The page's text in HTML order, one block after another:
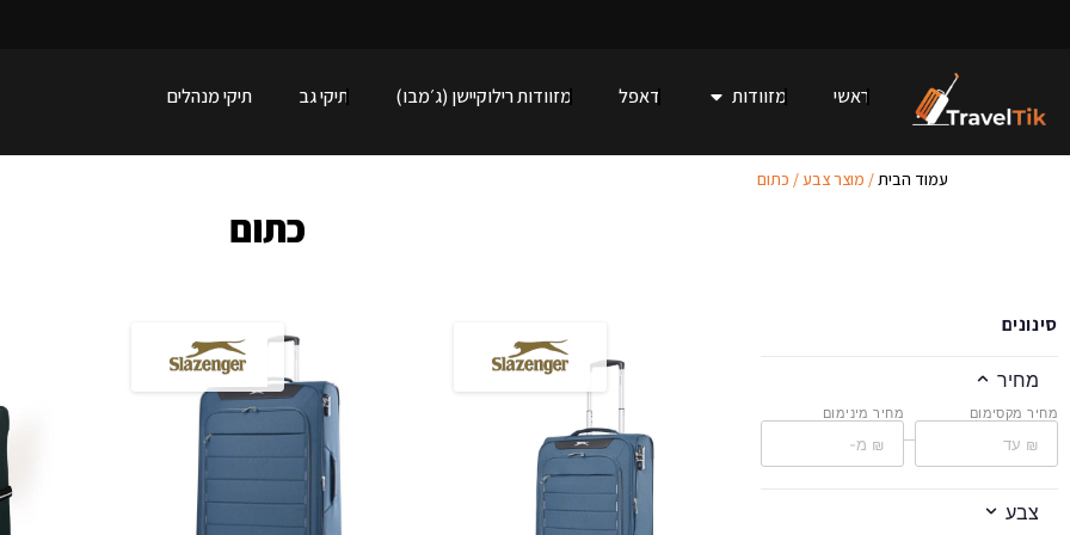
ראשי מזוודות דאפל מזוודות רילוקיישן (ג׳מבו) תיקי גב תיקי מנהלים
עמוד הבית/ מוצר צבע / כתום
כתום
סינונים
מחיר
מחיר מינימום
–
מחיר מקסימום
צבע